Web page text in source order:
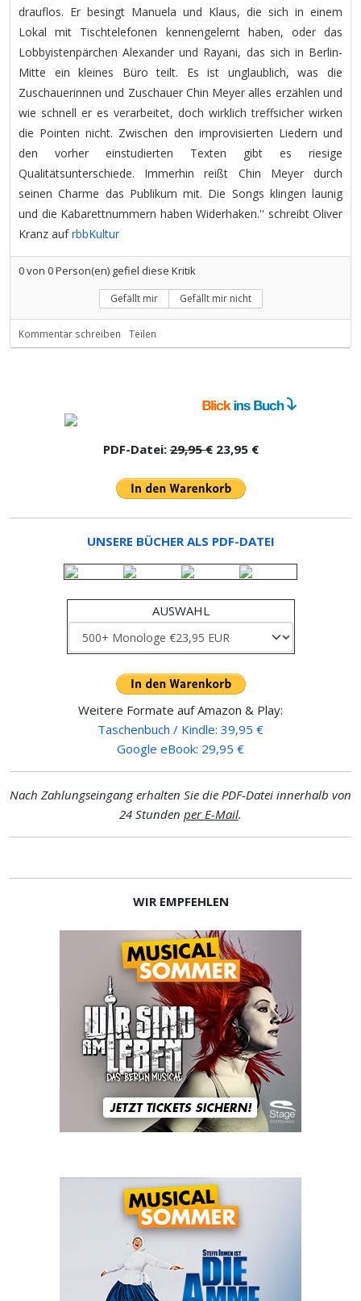
drauflos. Er besingt Manuela und Klaus, die sich in einem
Lokal mit Tischtelefonen kennengelernt haben, oder das
Lobbyistenpärchen Alexander und Rayani, das sich in Berlin-
Mitte ein kleines Büro teilt. Es ist unglaublich, was die
Zuschauerinnen und Zuschauer Chin Meyer alles erzählen und
wie schnell er es verarbeitet, doch wirklich treffsicher wirken
die Pointen nicht. Zwischen den improvisierten Liedern und
den vorher einstudierten Texten gibt es riesige
Qualitätsunterschiede. Immerhin reißt Chin Meyer durch
seinen Charme das Publikum mit. Die Songs klingen launig
und die Kabarettnummern haben Widerhaken.'' schreibt Oliver
Kranz aufrbbKultur
0von 0Person(en) gefiel diese Kritik
Gefällt mir Gefällt mir nicht
Kommentar schreiben Teilen
PDF-Datei:29,95 €23,95 €
UNSERE BÜCHER ALS PDF-DATEI
AUSWAHL
Weitere Formate auf Amazon & Play:
Taschenbuch / Kindle: 39,95 €
Google eBook: 29,95 €
Nach Zahlungseingang erhalten Sie die PDF-Datei innerhalb von
24 Stunden per E-Mail.
WIR EMPFEHLEN